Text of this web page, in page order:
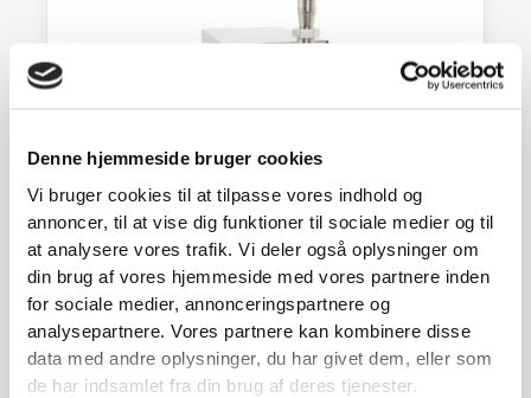
Denne hjemmeside bruger cookies
Vi bruger cookies til at tilpasse vores indhold og
annoncer, til at vise dig funktioner til sociale medier og til
at analysere vores trafik. Vi deler også oplysninger om
din brug af vores hjemmeside med vores partnere inden
for sociale medier, annonceringspartnere og
analysepartnere. Vores partnere kan kombinere disse
data med andre oplysninger, du har givet dem, eller som
de har indsamlet fra din brug af deres tjenester.
Brugt Dana Api Matic 2000 tappemaskine
29.800,00kr.
På lager
SE DETALJER